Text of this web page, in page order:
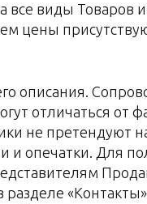
виды Товаров
цены
описания.
отличаться от
не претендуют
и опечатки. Для